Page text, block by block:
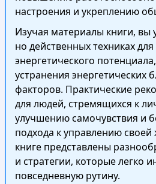
настроения и укреплению
Изучая материалы книги, вы
но действенных техниках
энергетического
устранения энергетических
факторов. Практические
для людей, стремящихся к
улучшению самочувствия и
подхода к управлению
книге представлены
и стратегии, которые легко
повседневную рутину.